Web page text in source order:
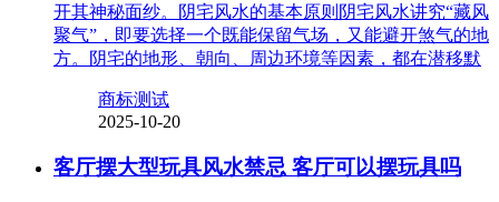
开其神秘面纱。阴宅风水的基本原则阴宅风水讲究“藏风
聚气”，即要选择一个既能保留气场，又能避开煞气的地
方。阴宅的地形、朝向、周边环境等因素，都在潜移默
商标测试
2025-10-20
客厅摆大型玩具风水禁忌 客厅可以摆玩具吗